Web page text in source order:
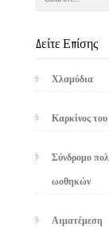
Δείτε Επίσης
Χλαμύδια
Καρκίνος
Σύνδρομο
ωοθηκών
Αιματέμεση